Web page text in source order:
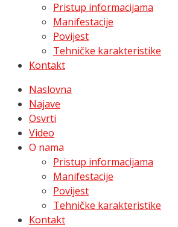
Pristup informacijama
Manifestacije
Povijest
Tehničke karakteristike
Kontakt
Naslovna
Najave
Osvrti
Video
O nama
Pristup informacijama
Manifestacije
Povijest
Tehničke karakteristike
Kontakt